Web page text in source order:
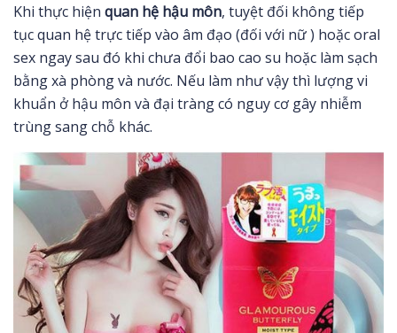
Khi thực hiện quan hệ hậu môn, tuyệt đối không tiếp
tục quan hệ trực tiếp vào âm đạo (đối với nữ ) hoặc oral
sex ngay sau đó khi chưa đổi bao cao su hoặc làm sạch
bằng xà phòng và nước. Nếu làm như vậy thì lượng vi
khuẩn ở hậu môn và đại tràng có nguy cơ gây nhiễm
trùng sang chỗ khác.